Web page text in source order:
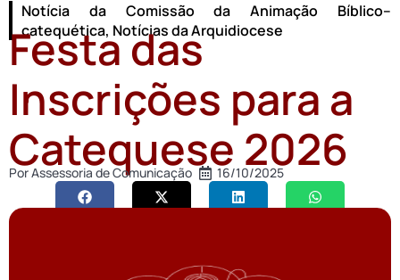
Notícia da Comissão da Animação Bíblico–
catequética, Notícias da Arquidiocese
Festa das
Inscrições para a
Catequese 2026
PorAssessoria de Comunicação 16/10/2025